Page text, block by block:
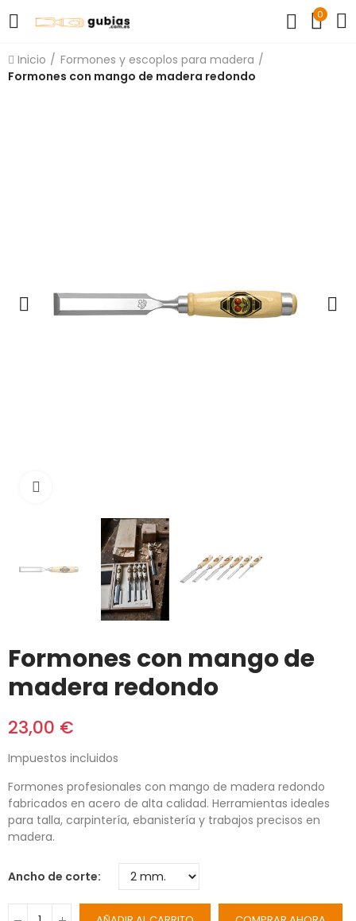
0
Inicio
Formones y escoplos para madera
Formones con mango de madera redondo
Formones con mango de
madera redondo
23,00 €
Impuestos incluidos
Formones profesionales con mango de madera redondo
fabricados en acero de alta calidad. Herramientas ideales
para talla, carpintería, ebanistería y trabajos precisos en
madera.
Ancho de corte